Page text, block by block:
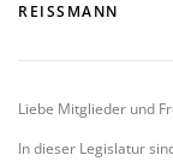
REISSMANN
Liebe Mitglieder und
In dieser Legislatur